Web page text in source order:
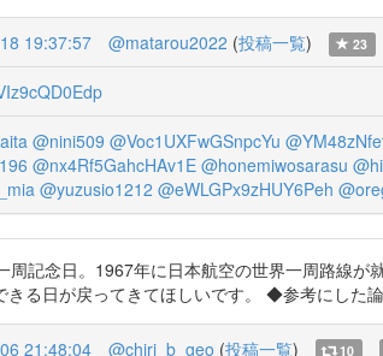
19:37:57 @matarou2022 (投稿一覧) 23
@nini509 @Voc1UXFwGSnpcYu
@nx4Rf5GahcHAv1E @honemiwosarasu
@yuzusio1212 @eWLGPx9zHUY6Peh
周記念日。1967年に日本航空の世界一周路線
きる日が戻ってきてほしいです。 ◆参考にし
21:48:04 @chiri_b_geo (投稿一覧) 10